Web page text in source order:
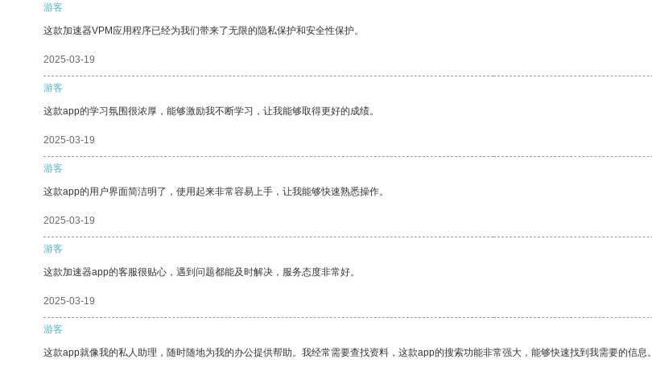
游客
这款加速器VPM应用程序已经为我们带来了无限的隐私保护和安全性保护。
2025-03-19
游客
这款app的学习氛围很浓厚，能够激励我不断学习，让我能够取得更好的成绩。
2025-03-19
游客
这款app的用户界面简洁明了，使用起来非常容易上手，让我能够快速熟悉操作。
2025-03-19
游客
这款加速器app的客服很贴心，遇到问题都能及时解决，服务态度非常好。
2025-03-19
游客
这款app就像我的私人助理，随时随地为我的办公提供帮助。我经常需要查找资料，这款app的搜索功能非常强大，能够快速找到我需要的信息。